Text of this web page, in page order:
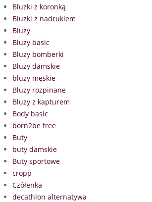
Bluzki z koronką
Bluzki z nadrukiem
Bluzy
Bluzy basic
Bluzy bomberki
Bluzy damskie
bluzy męskie
Bluzy rozpinane
Bluzy z kapturem
Body basic
born2be free
Buty
buty damskie
Buty sportowe
cropp
Czółenka
decathlon alternatywa